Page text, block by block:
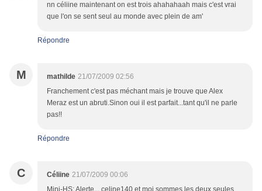
nn céliine maintenant on est trois ahahahaah mais c'est vrai
que l'on se sent seul au monde avec plein de am'
Répondre
M mathilde 21/07/2009 02:56
Franchement c'est pas méchant mais je trouve que Alex
Meraz est un abruti.Sinon oui il est parfait...tant qu'il ne parle
pas!!
Répondre
C Céliine 21/07/2009 00:06
Mini-HS: Alerte... celine140 et moi sommes les deux seules